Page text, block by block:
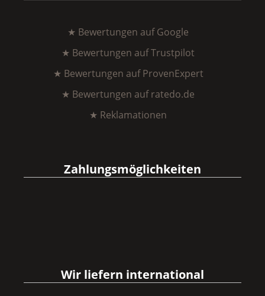
★ Bewertungen auf Google
★ Bewertungen auf Trustpilot
★ Bewertungen auf ProvenExpert
★ Bewertungen auf ratedo.de
★ Reklamationen
Zahlungsmöglichkeiten
Wir liefern international